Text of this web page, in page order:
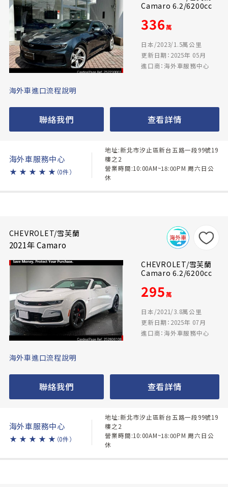
Camaro 6.2/6200cc
336萬
日本/2023/1.5萬公里
更新日期：2025年 05月
進口商：海外車服務中心
海外車進口流程說明
聯絡我們 查看詳情
海外車服務中心
★ ★ ★ ★ ★ （0件）
地址:新北市汐止區新台五路一段99號19
樓之2
營業時間:10:00AM~18:00PM 周六日公
休
CHEVROLET/雪芙蘭
2021年 Camaro
CHEVROLET/雪芙蘭
Camaro 6.2/6200cc
295萬
日本/2021/3.8萬公里
更新日期：2025年 07月
進口商：海外車服務中心
海外車進口流程說明
聯絡我們 查看詳情
海外車服務中心
★ ★ ★ ★ ★ （0件）
地址:新北市汐止區新台五路一段99號19
樓之2
營業時間:10:00AM~18:00PM 周六日公
休